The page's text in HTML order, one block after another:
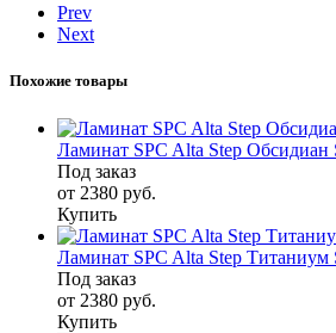
Prev
Next
Похожие товары
Ламинат SPC Alta Step Обсидиан
Под заказ
от 2380 руб.
Купить
Ламинат SPC Alta Step Титаниум
Под заказ
от 2380 руб.
Купить